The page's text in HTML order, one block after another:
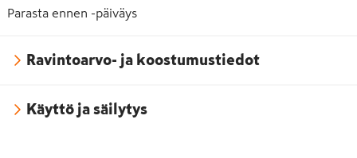
Parasta ennen -päiväys
Ravintoarvo- ja koostumustiedot
Käyttö ja säilytys